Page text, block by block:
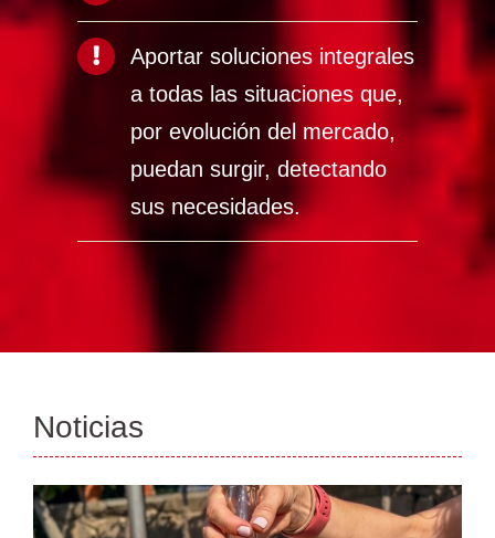
Aportar soluciones integrales
a todas las situaciones que,
por evolución del mercado,
puedan surgir, detectando
sus necesidades.
Noticias